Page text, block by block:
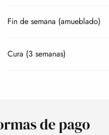
Fin de semana (amueblado)
Cura (3 semanas)
de pago